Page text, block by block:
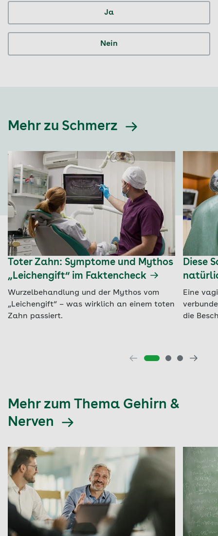
Ja
Nein
Mehr zu Schmerz
Toter Zahn: Symptome und Mythos
„Leichengift“ im Faktencheck
Wurzelbehandlung und der Mythos vom
„Leichengift“ – was wirklich an einem toten
Zahn passiert.
Diese
Eine
die
Mehr zum Thema Gehirn &
Nerven